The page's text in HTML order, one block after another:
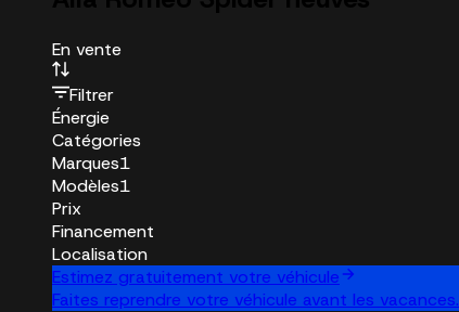
En vente
Filtrer
Énergie
Catégories
Marques1
Modèles1
Prix
Financement
Localisation
Estimez gratuitement votre véhicule
Faites reprendre votre véhicule avant les vacances.